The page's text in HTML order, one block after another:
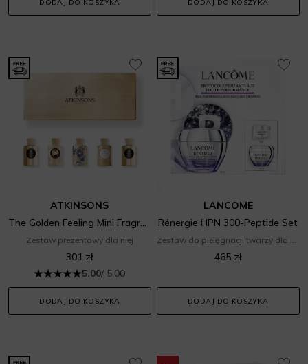
DODAJ DO KOSZYKA DODAJ DO KOSZYKA
ATKINSONS
The Golden Feeling Mini Fragrance Set
Zestaw prezentowy dla niej
301 zł
5.00/ 5.00
DODAJ DO KOSZYKA
LANCOME
Rénergie HPN 300-Peptide Set
Zestaw do pielęgnacji twarzy dla niej
465 zł
DODAJ DO KOSZYKA